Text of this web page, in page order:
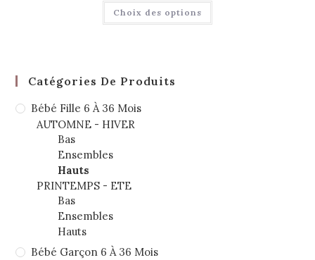
Choix des options
Catégories De Produits
Bébé Fille 6 À 36 Mois
AUTOMNE - HIVER
Bas
Ensembles
Hauts
PRINTEMPS - ETE
Bas
Ensembles
Hauts
Bébé Garçon 6 À 36 Mois